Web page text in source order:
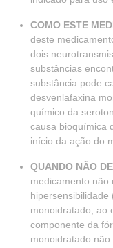
COMO ESTE
deste
dois
substâncias
substância pode
desvenlafaxina
químico da
causa bioquímica
início da ação do
QUANDO NÃO
medicamento não
hipersensibilidade
monoidratado, ao
componente da
monoidratado